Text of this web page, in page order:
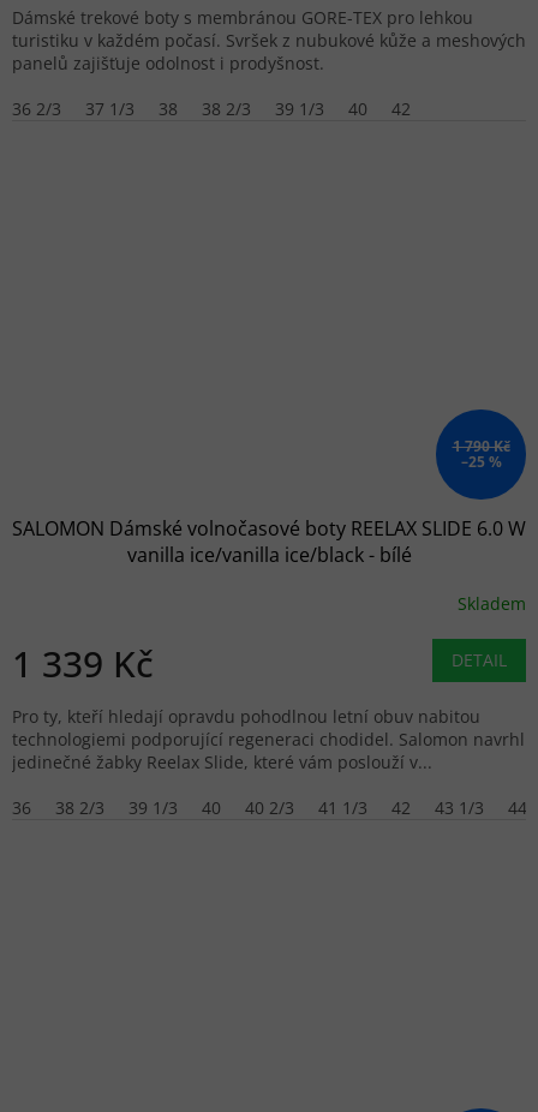
Dámské trekové boty s membránou GORE-TEX pro lehkou
turistiku v každém počasí. Svršek z nubukové kůže a meshových
panelů zajišťuje odolnost i prodyšnost.
36 2/3
37 1/3 38 38 2/3 39 1/3 40 42
1 790 Kč
–25 %
SALOMON Dámské volnočasové boty REELAX SLIDE 6.0 W
vanilla ice/vanilla ice/black - bílé
Skladem
1 339 Kč DETAIL
Pro ty, kteří hledají opravdu pohodlnou letní obuv nabitou
technologiemi podporující regeneraci chodidel. Salomon navrhl
jedinečné žabky Reelax Slide, které vám poslouží v...
36
38 2/3 39 1/3 40 40 2/3 41 1/3 42 43 1/3 44